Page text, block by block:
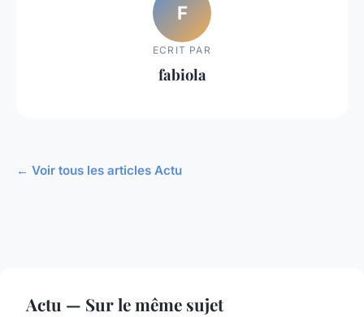
F
ECRIT PAR
fabiola
← Voir tous les articles Actu
Actu — Sur le même sujet